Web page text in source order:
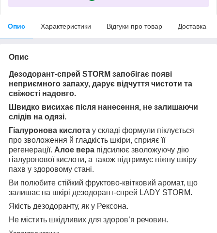
Опис Характеристики Відгуки про товар Доставка
Опис
Дезодорант-спрей STORM запобігає появі
неприємного запаху, дарує відчуття чистоти та
свіжості надовго.
Швидко висихає після нанесення, не залишаючи
слідів на одязі.
Гіалуронова кислота у складі формули піклується
про зволоження й гладкість шкіри, сприяє її
регенерації. Алое вера підсилює зволожуючу дію
гіалуронової кислоти, а також підтримує ніжну шкіру
пахв у здоровому стані.
Ви полюбите стійкий фруктово-квітковий аромат, що
залишає на шкірі дезодорант-спрей LADY STORM.
Якість дезодоранту, як у Рексона.
Не містить шкідливих для здоров’я речовин.